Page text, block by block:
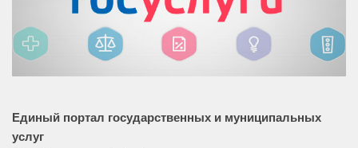
Единый портал государственных и муниципальных
услуг